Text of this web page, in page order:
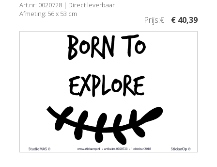
Art.nr: 0020728 | Direct leverbaar
Afmeting: 56 x 53 cm
Prijs:€ € 40,39